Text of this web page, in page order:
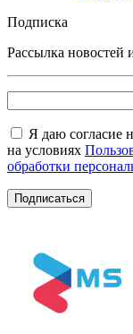
Подписка
Рассылка новостей
Я даю согласие
на условиях
обработки